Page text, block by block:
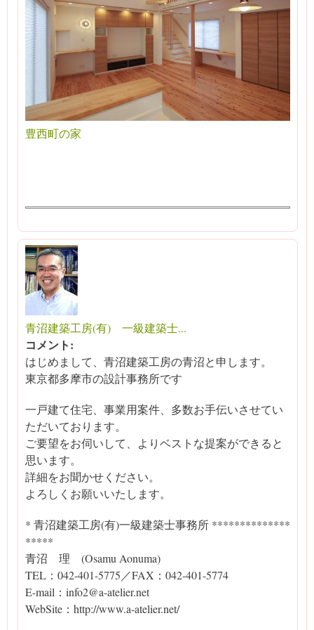
豊西町の家
青沼建築工房(有) 一級建築士...
コメント:
はじめまして、青沼建築工房の青沼と申します。
東京都多摩市の設計事務所です
一戸建て住宅、事業用案件、多数お手伝いさせてい
ただいております。
ご要望をお伺いして、よりベストな提案ができると
思います。
詳細をお聞かせください。
よろしくお願いいたします。
* 青沼建築工房(有)一級建築士事務所 **************
*****
青沼 理 (Osamu Aonuma)
TEL：042-401-5775／FAX：042-401-5774
E-mail：info2@a-atelier.net
WebSite：http://www.a-atelier.net/